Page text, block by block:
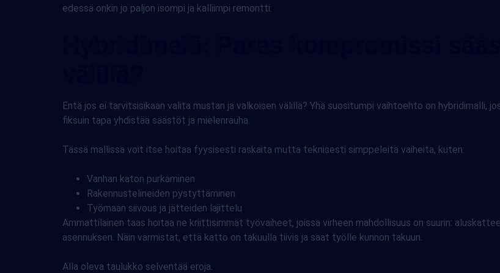
edessä onkin jo paljon isompi ja kalliimpi remontti.
Entä jos ei tarvitsisikaan valita mustan ja valkoisen välillä? Yhä suositumpi vaihtoehto on hybridimalli,
fiksuin tapa yhdistää säästöt ja mielenrauha.
Tässä mallissa voit itse hoitaa fyysisesti raskaita mutta teknisesti simppeleitä vaiheita, kuten:
Vanhan katon purkaminen
Rakennustelineiden pystyttäminen
Työmaan siivous ja jätteiden lajittelu
Ammattilainen taas hoitaa ne kriittisimmät työvaiheet, joissa virheen mahdollisuus on suurin:
asennuksen. Näin varmistat, että katto on takuulla tiivis ja saat työlle kunnon takuun.
Alla oleva taulukko selventää eroja.